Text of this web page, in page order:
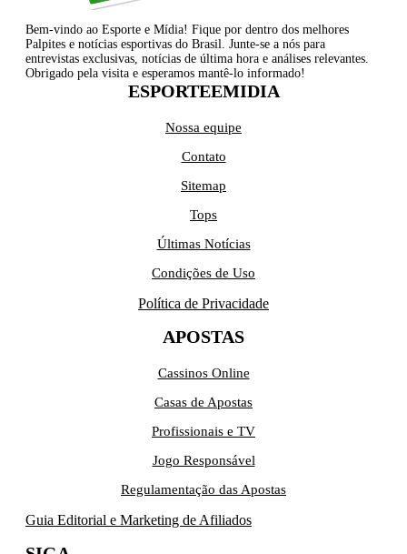
Bem-vindo ao Esporte e Mídia! Fique por dentro dos melhores
Palpites e notícias esportivas do Brasil. Junte-se a nós para
entrevistas exclusivas, notícias de última hora e análises relevantes.
Obrigado pela visita e esperamos mantê-lo informado!
ESPORTEEMIDIA
Nossa equipe
Contato
Sitemap
Tops
Últimas Notícias
Condições de Uso
Política de Privacidade
APOSTAS
Cassinos Online
Casas de Apostas
Profissionais e TV
Jogo Responsável
Regulamentação das Apostas
Guia Editorial e Marketing de Afiliados